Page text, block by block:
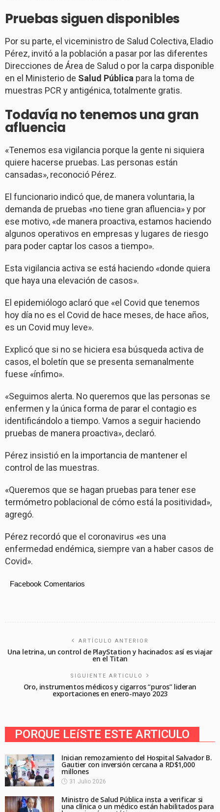
Pruebas siguen disponibles
Por su parte, el viceministro de Salud Colectiva, Eladio
Pérez, invitó a la población a pasar por las diferentes
Direcciones de Área de Salud o por la carpa disponible
en el Ministerio de Salud Pública para la toma de
muestras PCR y antigénica, totalmente gratis.
Todavía no tenemos una gran
afluencia
«Tenemos esa vigilancia porque la gente ni siquiera
quiere hacerse pruebas. Las personas están
cansadas», reconoció Pérez.
El funcionario indicó que, de manera voluntaria, la
demanda de pruebas «no tiene gran afluencia» y por
ese motivo, «de manera proactiva, estamos haciendo
algunos operativos en empresas y lugares de riesgo
para poder captar los casos a tiempo».
Esta vigilancia activa se está haciendo «donde quiera
que haya una elevación de casos».
El epidemiólogo aclaró que «el Covid que tenemos
hoy día no es el Covid de hace meses, de hace años,
es un Covid muy leve».
Explicó que si no se hiciera esa búsqueda activa de
casos, el boletín que se presenta semanalmente
fuese «ínfimo».
«Seguimos alerta. No queremos que las personas se
enfermen y la única forma de parar el contagio es
identificándolo a tiempo. Vamos a seguir haciendo
pruebas de manera proactiva», declaró.
Pérez insistió en la importancia de mantener el
control de las muestras.
«Queremos que se hagan pruebas para tener ese
termómetro poblacional de cómo está la positividad»,
agregó.
Pérez recordó que el coronavirus «es una
enfermedad endémica, siempre van a haber casos de
Covid».
Facebook Comentarios
ARTÍCULO ANTERIOR
Una letrina, un control de PlayStation y hacinados: así es viajar
en el Titan
SIGUIENTE ARTICULO
Oro, instrumentos médicos y cigarros “puros” lideran
exportaciones en enero-mayo 2023
PORQUE LEíSTE ESTE ARTICULO
Inician remozamiento del Hospital Salvador B.
Gautier con inversión cercana a RD$1,000
millones
31 Julio 2026
Ministro de Salud Pública insta a verificar si
una clínica o un médico están habilitados para